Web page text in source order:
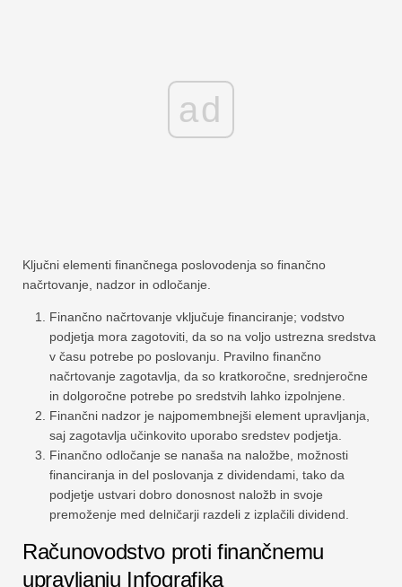
ad
Ključni elementi finančnega poslovodenja so finančno
načrtovanje, nadzor in odločanje.
Finančno načrtovanje vključuje financiranje; vodstvo
podjetja mora zagotoviti, da so na voljo ustrezna sredstva
v času potrebe po poslovanju. Pravilno finančno
načrtovanje zagotavlja, da so kratkoročne, srednjeročne
in dolgoročne potrebe po sredstvih lahko izpolnjene.
Finančni nadzor je najpomembnejši element upravljanja,
saj zagotavlja učinkovito uporabo sredstev podjetja.
Finančno odločanje se nanaša na naložbe, možnosti
financiranja in del poslovanja z dividendami, tako da
podjetje ustvari dobro donosnost naložb in svoje
premoženje med delničarji razdeli z izplačili dividend.
Računovodstvo proti finančnemu
upravljanju Infografika